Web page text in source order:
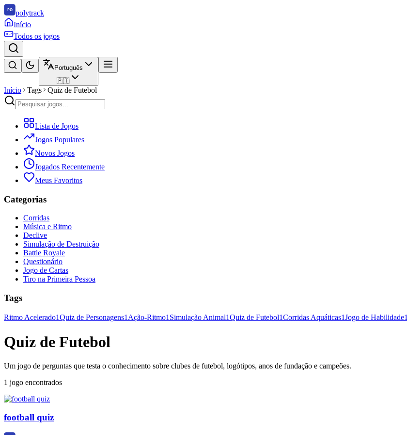
polytrack
Início
Todos os jogos
Português
🇵🇹
Início Tags Quiz de Futebol
Lista de Jogos
Jogos Populares
Novos Jogos
Jogados Recentemente
Meus Favoritos
Categorias
Corridas
Música e Ritmo
Declive
Simulação de Destruição
Battle Royale
Questionário
Jogo de Cartas
Tiro na Primeira Pessoa
Tags
Ritmo Acelerado1Quiz de Personagens1 Ação-Ritmo1 Simulação Animal1Quiz de Futebol1Corridas Aquáticas1Jogo de Habilidade1
Quiz de Futebol
Um jogo de perguntas que testa o conhecimento sobre clubes de futebol, logótipos, anos de fundação e campeões.
1 jogo encontrados
football quiz